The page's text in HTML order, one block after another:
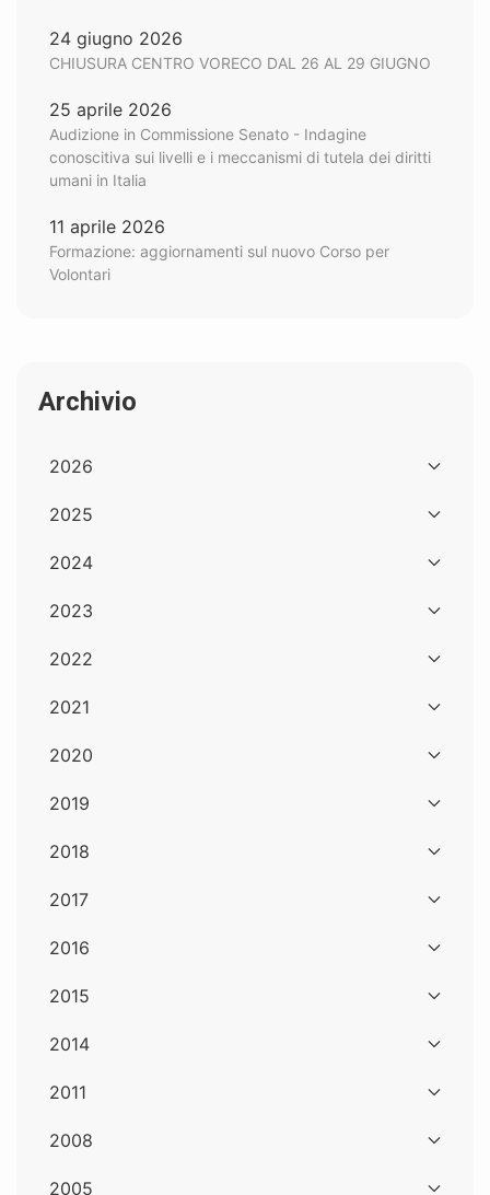
24 giugno 2026
CHIUSURA CENTRO VORECO DAL 26 AL 29 GIUGNO
25 aprile 2026
Audizione in Commissione Senato - Indagine
conoscitiva sui livelli e i meccanismi di tutela dei diritti
umani in Italia
11 aprile 2026
Formazione: aggiornamenti sul nuovo Corso per
Volontari
Archivio
2026
2025
2024
2023
2022
2021
2020
2019
2018
2017
2016
2015
2014
2011
2008
2005